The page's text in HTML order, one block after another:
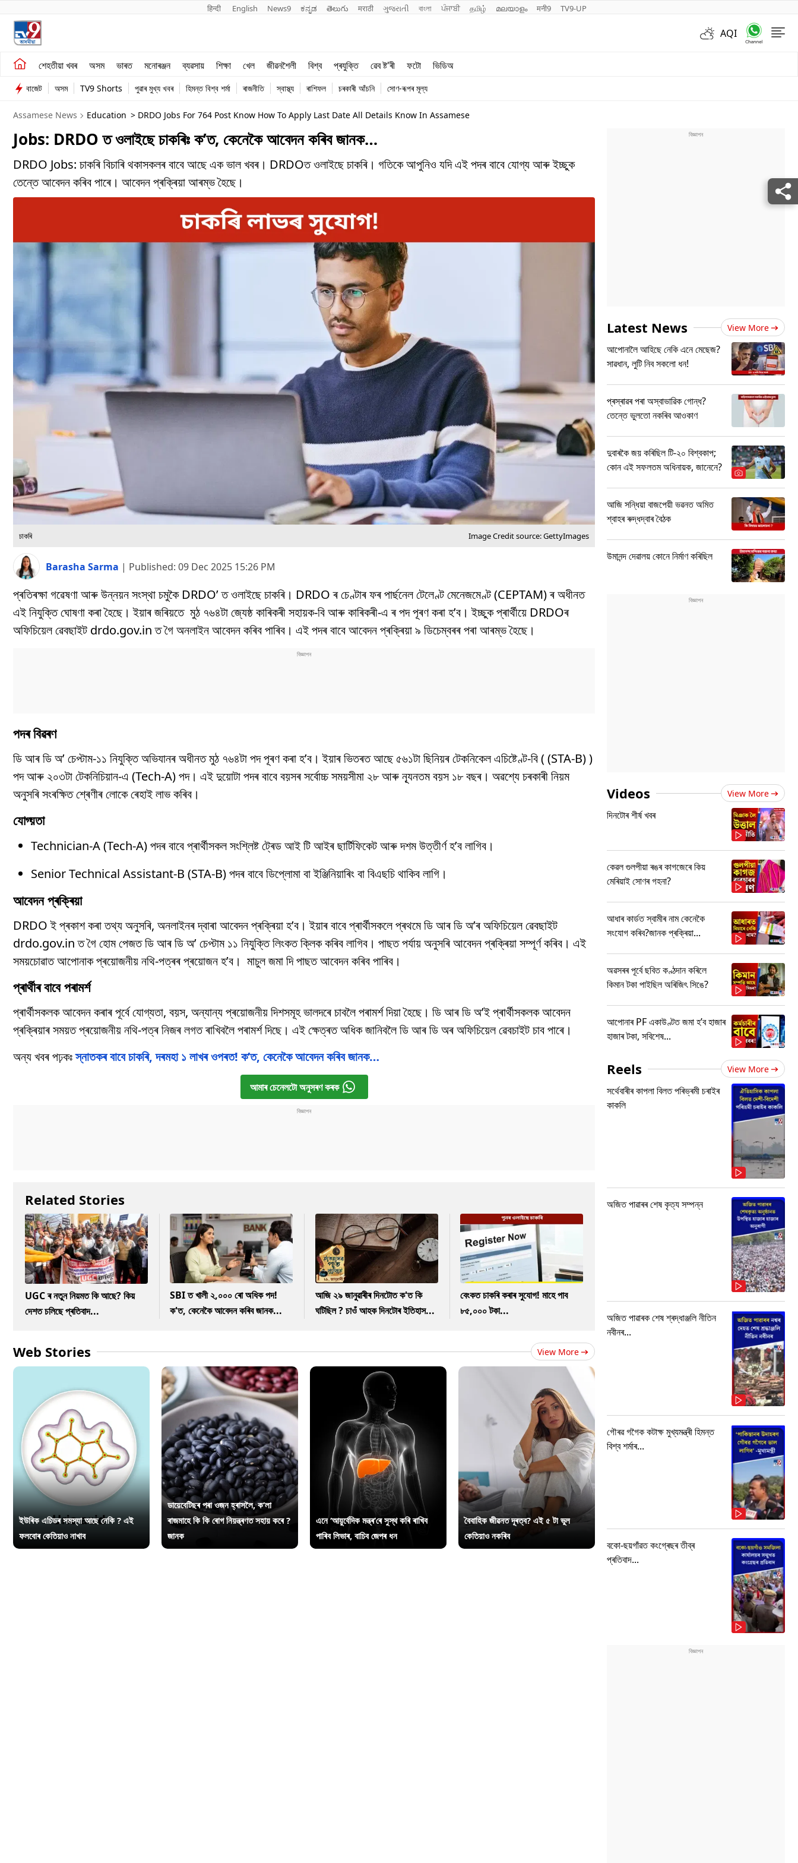
हिन्दी English News9 ಕನ್ನಡ తెలుగు मराठी ગુજરાતી বাংলা ਪੰਜਾਬੀ தமிழ் മലയാളം मनी9 TV9-UP
AQI
শেহতীয়া খবৰ অসম ভাৰত মনোৰঞ্জন ব্যৱসায় শিক্ষা খেল জীৱনশৈলী বিশ্ব প্ৰযুক্তি ৱেব ষ্ট'ৰী ফটো ভিডিঅ
শেহতীয়া খবৰ
অসম
ভাৰত
ব্যৱসায়
খেল
জীৱনশৈলী
বাজেট অসম TV9 Shorts পুৱাৰ মুখ্য খবৰ হিমন্ত বিশ্ব শৰ্মা ৰাজনীতি স্বাস্থ্য ৰাশিফল চৰকাৰী আঁচনি সোণ-ৰূপৰ মূল্য
Assamese News Education > DRDO Jobs For 764 Post Know How To Apply Last Date All Details Know In Assamese
Jobs: DRDO ত ওলাইছে চাকৰিঃ ক’ত, কেনেকৈ আবেদন কৰিব জানক…
DRDO Jobs: চাকৰি বিচাৰি থকাসকলৰ বাবে আছে এক ভাল খবৰ। DRDOত ওলাইছে চাকৰি। গতিকে আপুনিও যদি এই পদৰ বাবে যোগ্য আৰু ইচ্ছুক
তেন্তে আবেদন কৰিব পাৰে। আবেদন প্ৰক্ৰিয়া আৰম্ভ হৈছে।
চাকৰি Image Credit source: GettyImages
Barasha Sarma | Published: 09 Dec 2025 15:26 PM
প্ৰতিৰক্ষা গৱেষণা আৰু উন্নয়ন সংস্থা চমুকৈ DRDO’ ত ওলাইছে চাকৰি। DRDO ৰ চেণ্টাৰ ফৰ পাৰ্ছনেল টেলেণ্ট মেনেজমেণ্ট (CEPTAM) ৰ অধীনত
এই নিযুক্তি ঘোষণা কৰা হৈছে। ইয়াৰ জৰিয়তে মুঠ ৭৬৪টা জ্যেষ্ঠ কাৰিকৰী সহায়ক-বি আৰু কাৰিকৰী-এ ৰ পদ পূৰণ কৰা হ’ব। ইচ্ছুক প্ৰাৰ্থীয়ে DRDOৰ
অফিচিয়েল ৱেবছাইট drdo.gov.in ত গৈ অনলাইন আবেদন কৰিব পাৰিব। এই পদৰ বাবে আবেদন প্ৰক্ৰিয়া ৯ ডিচেম্বৰৰ পৰা আৰম্ভ হৈছে।
পদৰ বিৱৰণ
ডি আৰ ডি অ’ চেপ্টাম-১১ নিযুক্তি অভিযানৰ অধীনত মুঠ ৭৬৪টা পদ পূৰণ কৰা হ’ব। ইয়াৰ ভিতৰত আছে ৫৬১টা ছিনিয়ৰ টেকনিকেল এচিষ্টেণ্ট-বি ( (STA-B) )
পদ আৰু ২০৩টা টেকনিচিয়ান-এ (Tech-A) পদ। এই দুয়োটা পদৰ বাবে বয়সৰ সৰ্বোচ্চ সময়সীমা ২৮ আৰু ন্যূনতম বয়স ১৮ বছৰ। অৱশ্যে চৰকাৰী নিয়ম
অনুসৰি সংৰক্ষিত শ্ৰেণীৰ লোকে ৰেহাই লাভ কৰিব।
যোগ্য়তা
Technician-A (Tech-A) পদৰ বাবে প্ৰাৰ্থীসকল সংশ্লিষ্ট ট্ৰেড আই টি আইৰ ছাৰ্টিফিকেট আৰু দশম উত্তীৰ্ণ হ’ব লাগিব।
Senior Technical Assistant-B (STA-B) পদৰ বাবে ডিপ্লোমা বা ইঞ্জিনিয়াৰিং বা বিএছচি থাকিব লাগি।
আবেদন প্ৰক্ৰিয়া
DRDO ই প্ৰকাশ কৰা তথ্য অনুসৰি, অনলাইনৰ দ্বাৰা আবেদন প্ৰক্ৰিয়া হ’ব। ইয়াৰ বাবে প্ৰাৰ্থীসকলে প্ৰথমে ডি আৰ ডি অ’ৰ অফিচিয়েল ৱেবছাইট
drdo.gov.in ত গৈ হোম পেজত ডি আৰ ডি অ’ চেপ্টাম ১১ নিযুক্তি লিংকত ক্লিক কৰিব লাগিব। পাছত পৰ্যায় অনুসৰি আবেদন প্ৰক্ৰিয়া সম্পূৰ্ণ কৰিব। এই
সময়চোৱাত আপোনাক প্ৰয়োজনীয় নথি-পত্ৰৰ প্ৰয়োজন হ’ব। মাচুল জমা দি পাছত আবেদন কৰিব পাৰিব।
প্ৰাৰ্থীৰ বাবে পৰামৰ্শ
প্ৰাৰ্থীসকলক আবেদন কৰাৰ পূৰ্বে যোগ্যতা, বয়স, অন্যান্য প্ৰয়োজনীয় দিশসমূহ ভালদৰে চাবলৈ পৰামৰ্শ দিয়া হৈছে। ডি আৰ ডি অ’ই প্ৰাৰ্থীসকলক আবেদন
প্ৰক্ৰিয়াৰ সময়ত প্ৰয়োজনীয় নথি-পত্ৰ নিজৰ লগত ৰাখিবলৈ পৰামৰ্শ দিছে। এই ক্ষেত্ৰত অধিক জানিবলৈ ডি আৰ ডি অৰ অফিচিয়েল ৱেবচাইট চাব পাৰে।
অন্য খবৰ পঢ়কঃস্নাতকৰ বাবে চাকৰি, দৰমহা ১ লাখৰ ওপৰত! ক’ত, কেনেকৈ আবেদন কৰিব জানক…
আমাৰ চেনেলটো অনুসৰণ কৰক
Related Stories
UGC ৰ নতুন নিয়মত কি আছে? কিয়
দেশত চলিছে প্ৰতিবাদ...
SBI ত খালী ২,০০০ ৰো অধিক পদ!
ক'ত, কেনেকৈ আবেদন কৰিব জানক...
আজি ২৯ জানুৱাৰীৰ দিনটোত ক'ত কি
ঘটিছিল ? চাওঁ আহক দিনটোৰ ইতিহাস...
বেংকত চাকৰি কৰাৰ সুযোগ! মাহে পাব
৮৫,০০০ টকা...
Web Stories View More
ইউৰিক এচিডৰ সমস্যা আছে নেকি ? এই
ফলবোৰ কেতিয়াও নাখাব
ডায়েবেটিছৰ পৰা ওজন হ্ৰাসলৈ, ক’লা
ৰাজমাহে কি কি ৰোগ নিয়ন্ত্ৰণত সহায় কৰে ?
জানক
এনে ‘আয়ুৰ্বেদিক মন্ত্ৰ’ৰে সুস্থ কৰি ৰাখিব
পাৰিব লিভাৰ, বাচিব জেপৰ ধন
বৈবাহিক জীৱনত দূৰত্ব? এই ৫ টা ভুল
কেতিয়াও নকৰিব
Latest News View More
আপোনালৈ আহিছে নেকি এনে মেছেজ?
সাৱধান, লুটি নিব সকলো ধন!
প্ৰস্ৰাৱৰ পৰা অস্বাভাৱিক গোন্ধ?
তেন্তে ভুলতো নকৰিব আওকাণ
দুবাৰকৈ জয় কৰিছিল টি-২০ বিশ্বকাপ;
কোন এই সফলতম অধিনায়ক, জানেনে?
আজি সন্ধিয়া বাজপেয়ী ভৱনত অমিত
শ্বাহৰ ৰুদ্ধদ্বাৰ বৈঠক
উমানন্দ দেৱালয় কোনে নিৰ্মাণ কৰিছিল
Videos View More
দিনটোৰ শীৰ্ষ খবৰ
কেৱল গুলপীয়া ৰঙৰ কাগজেৰে কিয়
মেৰিয়াই সোণৰ গহনা?
আধাৰ কাৰ্ডত স্বামীৰ নাম কেনেকৈ
সংযোগ কৰিব?জানক প্ৰক্ৰিয়া...
অৱসৰৰ পূৰ্বে ছবিত কণ্ঠদান কৰিলে
কিমান টকা পাইছিল অৰিজিৎ সিঙে?
আপোনাৰ PF একাউণ্টত জমা হ’ব হাজাৰ
হাজাৰ টকা, সবিশেষ...
Reels View More
সৰ্থেবাৰীৰ কাপলা বিলত পৰিভ্ৰমী চৰাইৰ
কাকলি
অজিত পাৱাৰৰ শেষ কৃত্য সম্পন্ন
অজিত পাৱাৰক শেষ শ্ৰদ্ধাঞ্জলি নীতিন
নবীনৰ...
গৌৰৱ গগৈক কটাক্ষ মুখ্যমন্ত্ৰী হিমন্ত
বিশ্ব শৰ্মাৰ...
বকো-ছয়গাঁৱত কংগ্ৰেছৰ তীব্ৰ
প্ৰতিবাদ...